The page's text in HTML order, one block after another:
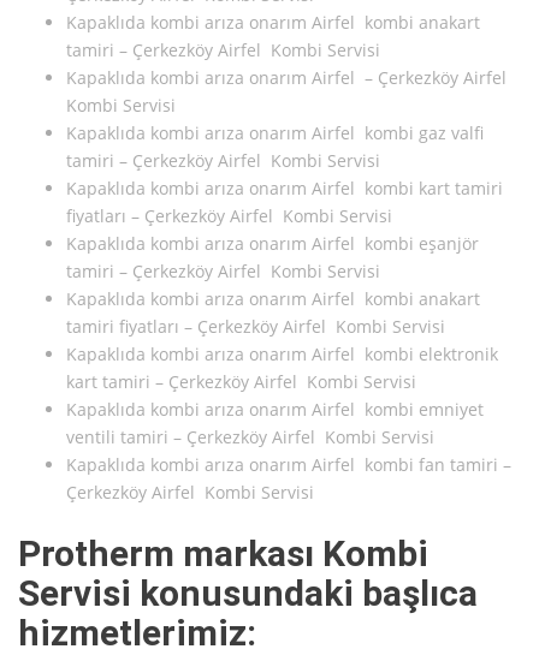
Kapaklıda kombi arıza onarım Airfel kombi anakart
tamiri – Çerkezköy Airfel Kombi Servisi
Kapaklıda kombi arıza onarım Airfel – Çerkezköy Airfel
Kombi Servisi
Kapaklıda kombi arıza onarım Airfel kombi gaz valfi
tamiri – Çerkezköy Airfel Kombi Servisi
Kapaklıda kombi arıza onarım Airfel kombi kart tamiri
fiyatları – Çerkezköy Airfel Kombi Servisi
Kapaklıda kombi arıza onarım Airfel kombi eşanjör
tamiri – Çerkezköy Airfel Kombi Servisi
Kapaklıda kombi arıza onarım Airfel kombi anakart
tamiri fiyatları – Çerkezköy Airfel Kombi Servisi
Kapaklıda kombi arıza onarım Airfel kombi elektronik
kart tamiri – Çerkezköy Airfel Kombi Servisi
Kapaklıda kombi arıza onarım Airfel kombi emniyet
ventili tamiri – Çerkezköy Airfel Kombi Servisi
Kapaklıda kombi arıza onarım Airfel kombi fan tamiri –
Çerkezköy Airfel Kombi Servisi
Protherm markası Kombi
Servisi konusundaki başlıca
hizmetlerimiz: